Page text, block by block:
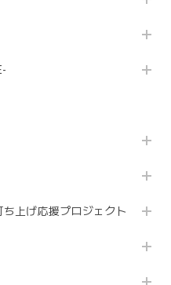
上げ応援プロジェクト